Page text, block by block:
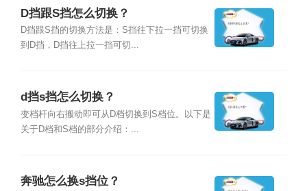
D挡跟S挡怎么切换？
D挡跟S挡的切换方法是：S挡往下拉一挡可切换
到D挡，D挡往上拉一挡可切...
d挡s挡怎么切换？
变档杆向右搬动即可从D档切换到S档位。以下是
关于D档和S档的部分介绍：...
奔驰怎么换s挡位？